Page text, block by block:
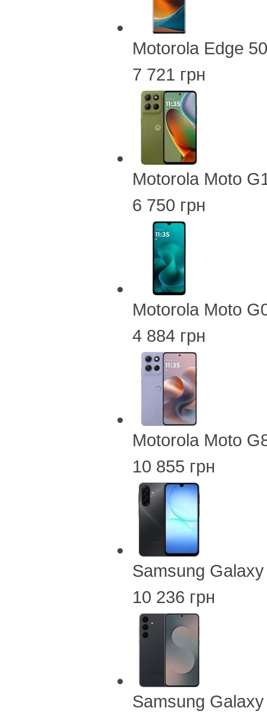
Motorola Edge
7 721 грн
Motorola Moto
6 750 грн
Motorola Moto
4 884 грн
Motorola Moto
10 855 грн
Samsung
10 236 грн
Samsung